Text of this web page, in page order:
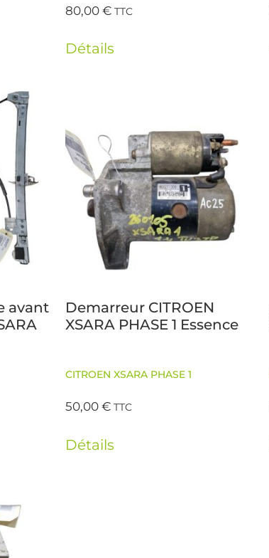
80,00€ TTC
Détails
avant
Demarreur CITROEN
XSARA PHASE 1 Essence
CITROEN XSARA PHASE 1
50,00€ TTC
Détails